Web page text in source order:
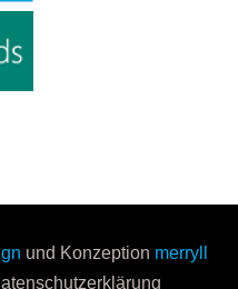
und Konzeption merryll